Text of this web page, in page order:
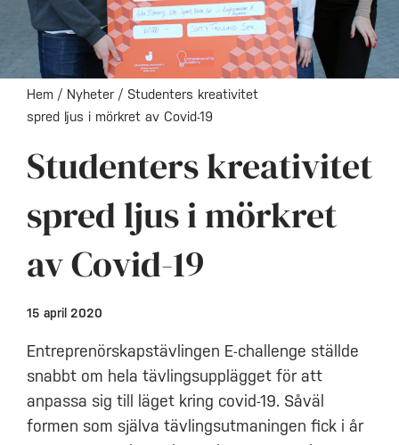
Hem / Nyheter/ Studenters kreativitet
spred ljus i mörkret av Covid-19
Studenters kreativitet
spred ljus i mörkret
av Covid-19
15 april 2020
Entreprenörskapstävlingen E-challenge ställde
snabbt om hela tävlingsupplägget för att
anpassa sig till läget kring covid-19. Såväl
formen som själva tävlingsutmaningen fick i år